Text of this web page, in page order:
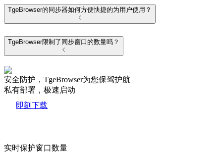
TgeBrowser的同步器如何方便快捷的为用户使用？
TgeBrowser限制了同步窗口的数量吗？
安全防护，TgeBrowser为您保驾护航
私有部署，极速启动
即刻下载
实时保护窗口数量